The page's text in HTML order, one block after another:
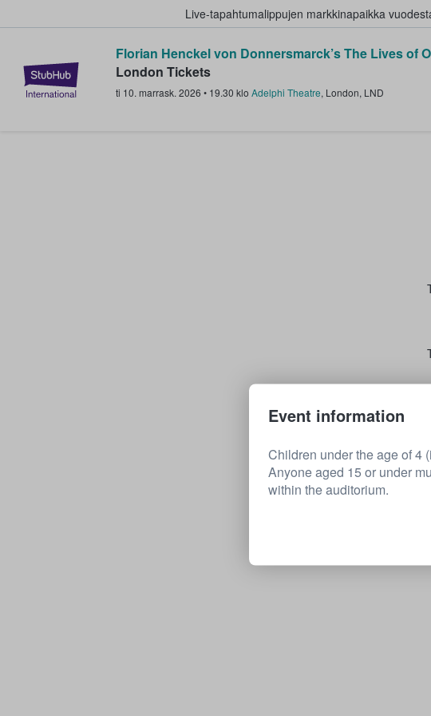
Live-tapahtumalippujen markkinapaikka
StubHub - missä fanit ostavat ja myyvät
Florian Henckel von Donnersmarck’s The Lives of
London Tickets
ti 10. marrask. 2026 • 19.30 klo Adelphi Theatre, London, LND
Event information
Children under the age of 4
Anyone aged 15 or under
within the auditorium.